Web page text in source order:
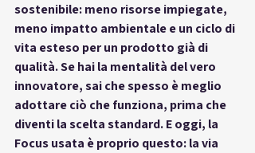
sostenibile: meno risorse impiegate,
meno impatto ambientale e un ciclo di
vita esteso per un prodotto già di
qualità. Se hai la mentalità del vero
innovatore, sai che spesso è meglio
adottare ciò che funziona, prima che
diventi la scelta standard. E oggi, la
Focus usata è proprio questo: la via